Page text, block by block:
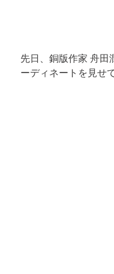
先日、銅版作家 舟田
ーディネートを見せ